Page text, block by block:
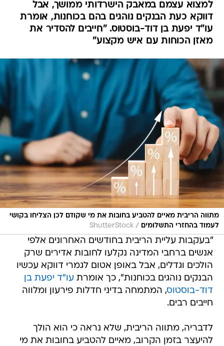
למצוא עצמם במאבק הישרדותי ממושך, אבל
דווקא כעת הבנקים נוהגים בהם בכוחנות, אומרת
עו"ד יפעת בן דוד-בוסטוס. "חייבים להסדיר את
מאזן הכוחות עם איש מקצוע"
מתווה הריבית מאיים להטביע בחובות את מי שקודם לכן הצליחו בקושי
לעמוד בהחזרי התשלומים
/
ShutterStock
"בעקבות עליית הריבית בחודשים האחרונים אלפי
אנשים ברחבי המדינה נקלעו לחובות אדירים שרק
הולכים וגדלים, אבל באופן אטום לגמרי דווקא עכשיו
הבנקים נוהגים בכוחנות", כך אומרת עו"ד יפעת בן
דוד-בוסטוס, המתמחה בדיני חדלות פירעון ומלווה
חייבים רבים.
לדבריה, מתווה הריבית, שלא נראה כי הוא הולך
להיעצר בזמן הקרוב, מאיים להטביע בחובות את מי